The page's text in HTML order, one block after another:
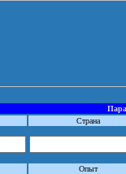
Страна
Опыт